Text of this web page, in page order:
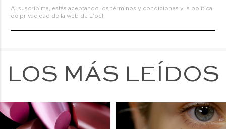
Al suscribirte, estás aceptando los términos y condiciones y la política
de privacidad de la web de L'bel.
LOS MÁS LEÍDOS